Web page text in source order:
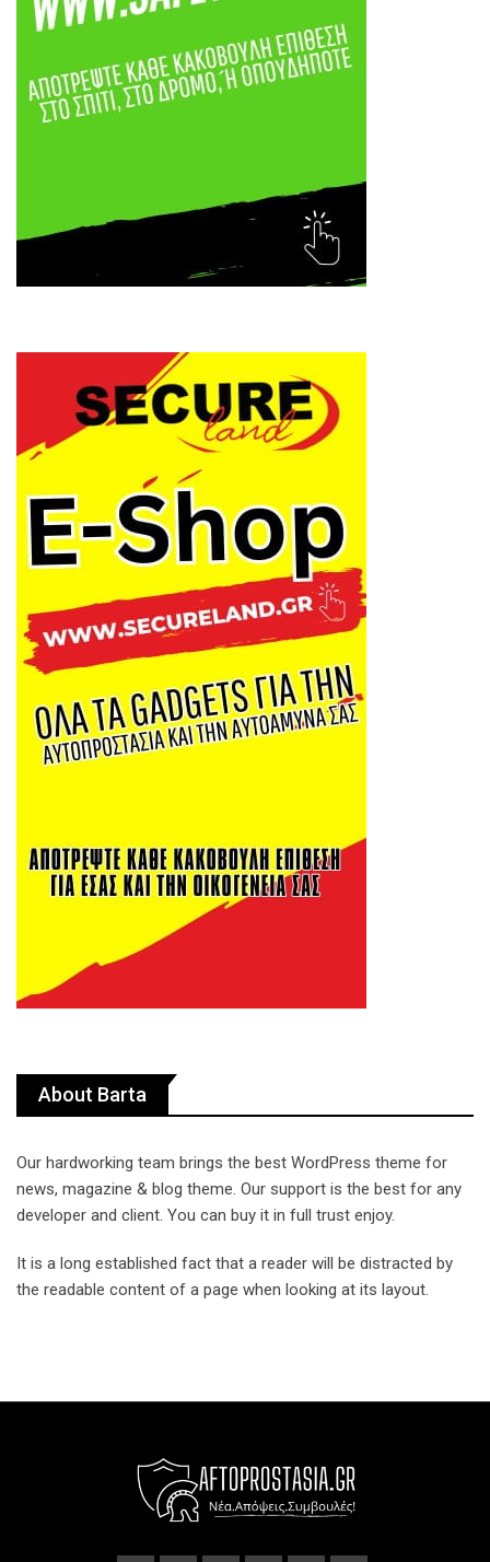
About Barta
Our hardworking team brings the best WordPress theme for
news, magazine & blog theme. Our support is the best for any
developer and client. You can buy it in full trust enjoy.
It is a long established fact that a reader will be distracted by
the readable content of a page when looking at its layout.